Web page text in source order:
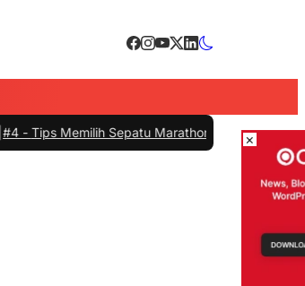
Sepatu Marathon yang Sesuai untuk Menunjang
×